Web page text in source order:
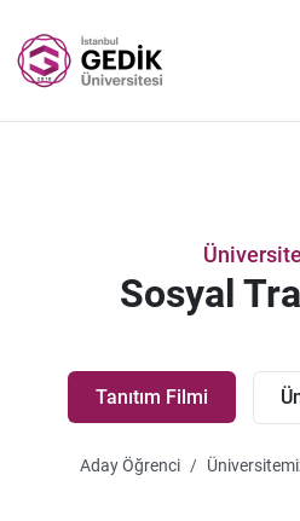
Sosyal
Tanıtım Filmi
Aday Öğrenci